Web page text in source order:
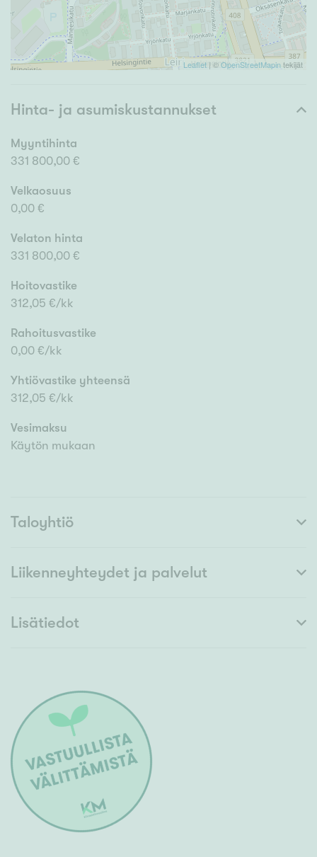
Leaflet | ©OpenStreetMapintekijät
Hinta- ja asumiskustannukset
Myyntihinta
331 800,00 €
Velkaosuus
0,00 €
Velaton hinta
331 800,00 €
Hoitovastike
312,05 €/kk
Rahoitusvastike
0,00 €/kk
Yhtiövastike yhteensä
312,05 €/kk
Vesimaksu
Käytön mukaan
Taloyhtiö
Liikenneyhteydet ja palvelut
Lisätiedot